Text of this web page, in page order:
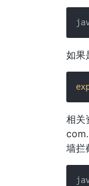
如果
相关
墙拦